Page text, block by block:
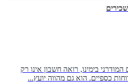
בימינו, רואה חשבון אינו רק
כספיים. הוא גם מהווה יועץ...